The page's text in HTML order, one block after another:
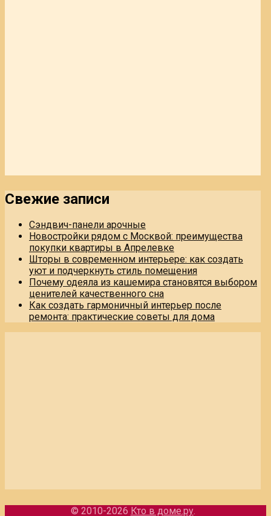
Свежие записи
Сэндвич-панели арочные
Новостройки рядом с Москвой: преимущества
покупки квартиры в Апрелевке
Шторы в современном интерьере: как создать
уют и подчеркнуть стиль помещения
Почему одеяла из кашемира становятся выбором
ценителей качественного сна
Как создать гармоничный интерьер после
ремонта: практические советы для дома
© 2010-2026 Кто в доме.ру.